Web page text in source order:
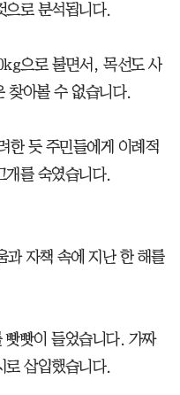
으로 분석됩니다.
으로 불면서, 목선도 사
찾아볼 수 없습니다.
한 듯 주민들에게 이례적
개를 숙였습니다.
과 자책 속에 지난 한 해를
빳빳이 들었습니다. 가짜
로 삽입했습니다.